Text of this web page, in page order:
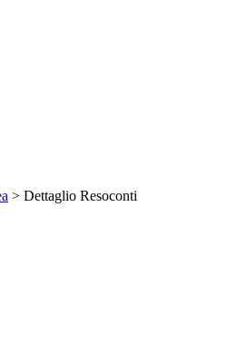
> Dettaglio Resoconti